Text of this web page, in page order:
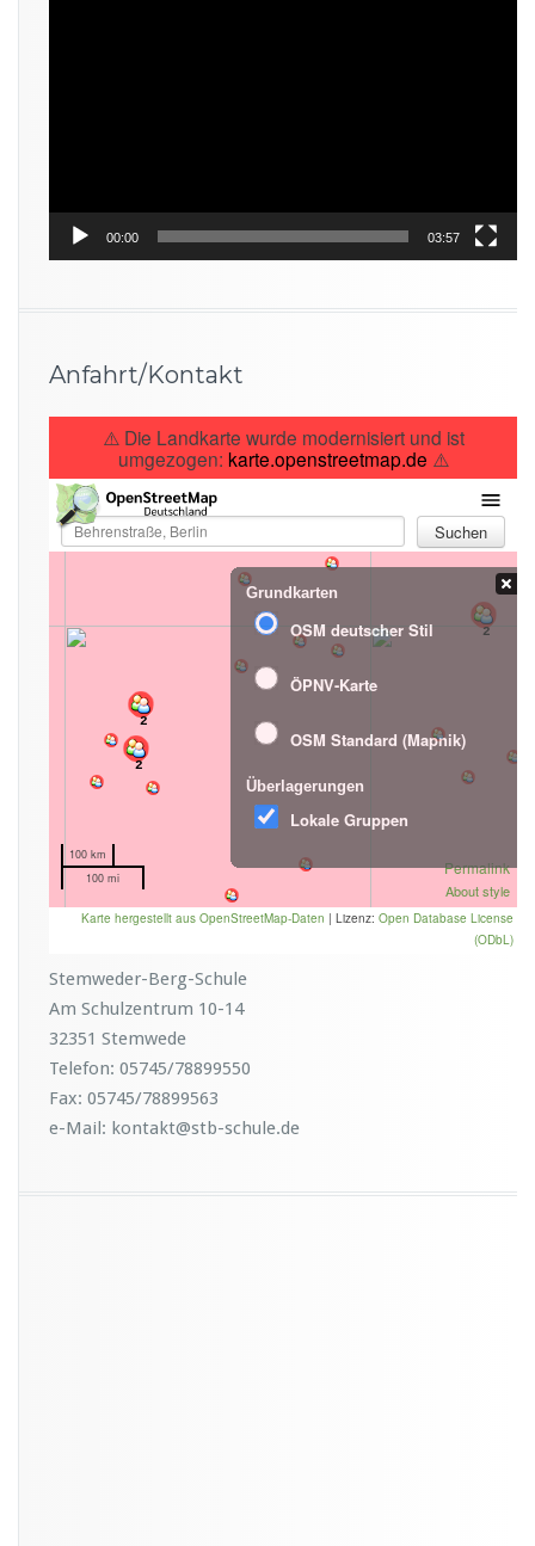
00:00 03:57
Anfahrt/Kontakt
Stemweder-Berg-Schule
Am Schulzentrum 10-14
32351 Stemwede
Telefon: 05745/78899550
Fax: 05745/78899563
e-Mail: kontakt@stb-schule.de